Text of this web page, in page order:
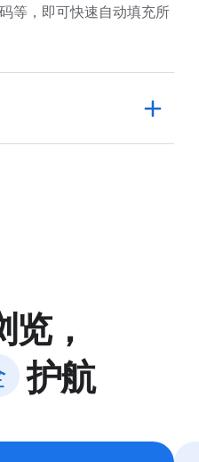
等，即可快速自动填充所
览，
护航